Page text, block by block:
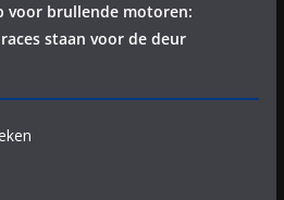
voor brullende motoren:
staan voor de deur